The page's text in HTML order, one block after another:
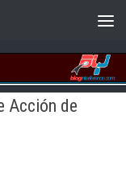
Acción de